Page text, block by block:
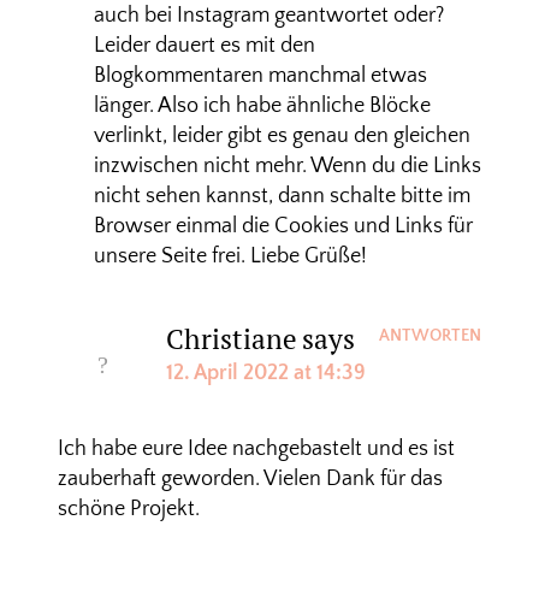
auch bei Instagram geantwortet oder?
Leider dauert es mit den
Blogkommentaren manchmal etwas
länger. Also ich habe ähnliche Blöcke
verlinkt, leider gibt es genau den gleichen
inzwischen nicht mehr. Wenn du die Links
nicht sehen kannst, dann schalte bitte im
Browser einmal die Cookies und Links für
unsere Seite frei. Liebe Grüße!
Christianesays
12. April 2022 at 14:39
Ich habe eure Idee nachgebastelt und es ist
zauberhaft geworden. Vielen Dank für das
schöne Projekt.
ANTWORTEN